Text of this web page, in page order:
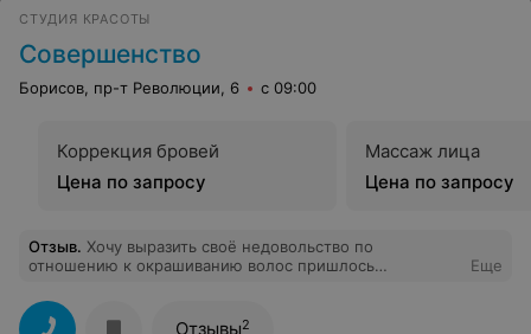
предложений,ну и знакомым буду рассказывать.
СТУДИЯ КРАСОТЫ
Совершенство
Борисов, пр-т Революции, 6 с 09:00
Коррекция бровей
Цена по запросу
Массаж лица
Цена по запросу
Отзыв. Хочу выразить своё недовольство по
отношению к окрашиванию волос пришлось
компетентен просишь одно получаешь другое , не
умет смешивать тона, просишь холодный получаешь
Еще
Отзывы2